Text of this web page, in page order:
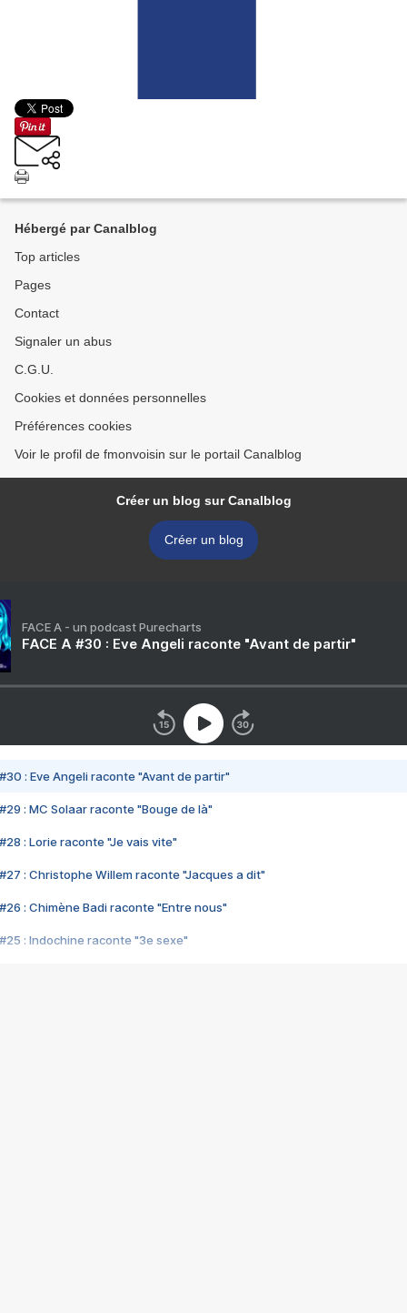
Hébergé par Canalblog
Top articles
Pages
Contact
Signaler un abus
C.G.U.
Cookies et données personnelles
Préférences cookies
Voir le profil de fmonvoisin sur le portail Canalblog
Créer un blog sur Canalblog
Créer un blog
FACE A - un podcast Purecharts
FACE A #30 : Eve Angeli raconte "Avant de partir"
#30 : Eve Angeli raconte "Avant de partir"
#29 : MC Solaar raconte "Bouge de là"
#28 : Lorie raconte "Je vais vite"
#27 : Christophe Willem raconte "Jacques a dit"
#26 : Chimène Badi raconte "Entre nous"
#25 : Indochine raconte "3e sexe"